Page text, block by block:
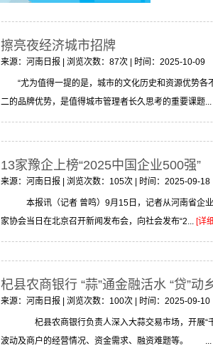
擦亮夜经济城市招牌
来源：河南日报 | 浏览次数：87次 | 时间：2025-10-09
“尤为值得一提的是，城市的文化历史和资源优势
二的品牌优势，是值得城市管理者长久思考的重要课题...
13家豫企上榜“2025中国企业500强”
来源：河南日报 | 浏览次数：105次 | 时间：2025-09-18
本报讯（记者 曾鸣）9月15日，记者从河南省企
家协会当日在北京召开新闻发布会，向社会发布“2... [详
杞县农商银行 “蒜”通金融活水 “贷”动
来源：河南日报 | 浏览次数：100次 | 时间：2025-09-10
杞县农商银行负责人深入大蒜交易市场，开展“
波动及商户的经营情况、资金需求、融资难题等。 ...